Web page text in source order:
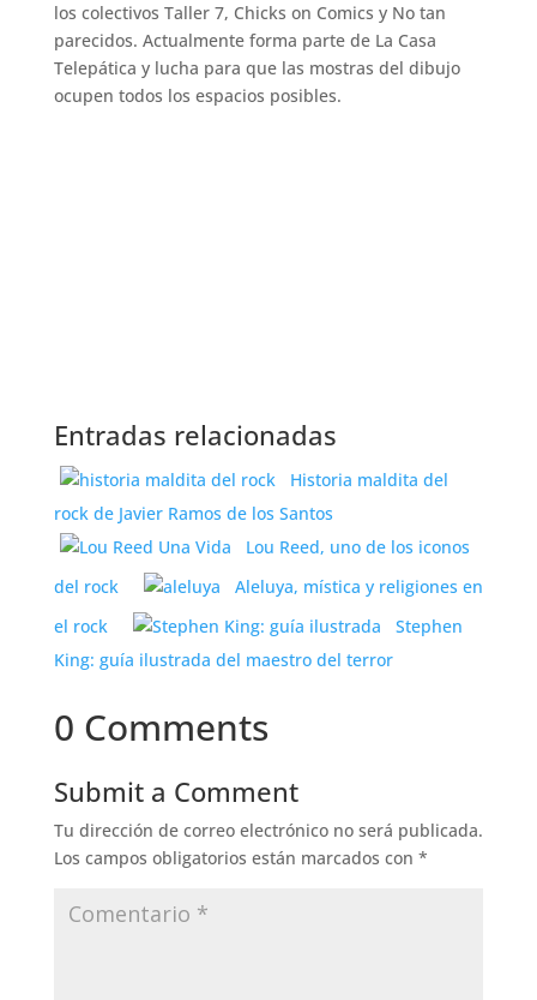
los colectivos Taller 7, Chicks on Comics y No tan
parecidos. Actualmente forma parte de La Casa
Telepática y lucha para que las mostras del dibujo
ocupen todos los espacios posibles.
Entradas relacionadas
Historia maldita del
rock de Javier Ramos de los Santos
Lou Reed, uno de los iconos
del rock
Aleluya, mística y religiones en
el rock
Stephen
King: guía ilustrada del maestro del terror
0 Comments
Submit a Comment
Tu dirección de correo electrónico no será publicada.
Los campos obligatorios están marcados con *